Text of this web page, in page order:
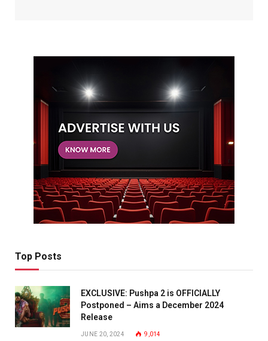
Top Posts
EXCLUSIVE: Pushpa 2 is OFFICIALLY
Postponed – Aims a December 2024
Release
JUNE 20, 2024 9,014